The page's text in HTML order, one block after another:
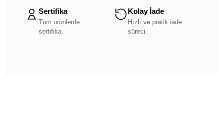
Sertifika
Tüm ürünlerde
sertifika.
Kolay İade
Hızlı ve pratik iade
süreci.